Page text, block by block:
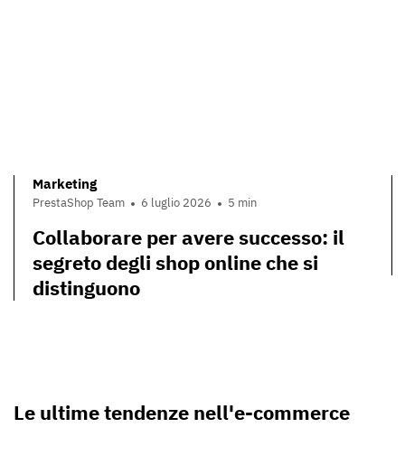
Marketing
PrestaShop Team 6 luglio 2026 5 min
Collaborare per avere successo: il
segreto degli shop online che si
distinguono
Le ultime tendenze nell'e-commerce